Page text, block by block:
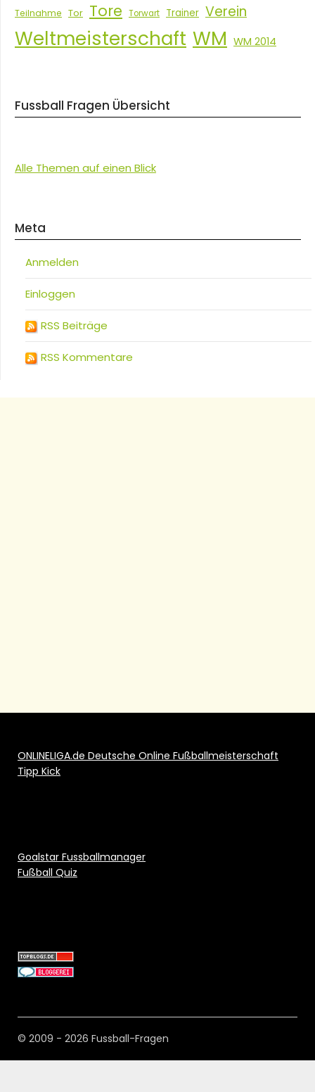
Teilnahme Tor Tore Torwart Trainer Verein
Weltmeisterschaft WM WM 2014
Fussball Fragen Übersicht
Alle Themen auf einen Blick
Meta
Anmelden
Einloggen
RSS Beiträge
RSS Kommentare
ONLINELIGA.de Deutsche Online Fußballmeisterschaft
Tipp Kick
Goalstar Fussballmanager
Fußball Quiz
© 2009 - 2026 Fussball-Fragen